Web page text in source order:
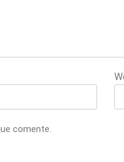
comente.